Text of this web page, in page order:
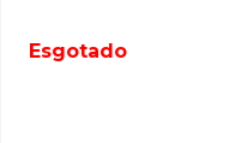
original
Esgotado